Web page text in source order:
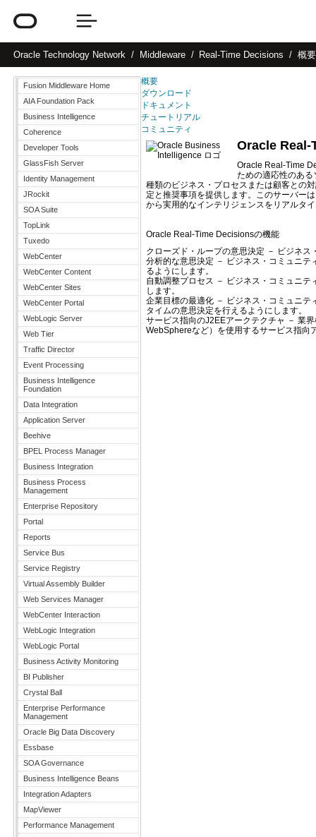
Oracle Technology Network Middleware Real-Time Decisions 概要
Fusion Middleware Home
AIA Foundation Pack
Business Intelligence
Coherence
Developer Tools
GlassFish Server
Identity Management
JRockit
SOA Suite
TopLink
Tuxedo
WebCenter
WebCenter Content
WebCenter Sites
WebCenter Portal
WebLogic Server
Web Tier
Traffic Director
Event Processing
Business Intelligence
Foundation
Data Integration
Application Server
Beehive
BPEL Process Manager
Business Integration
Business Process
Management
Enterprise Repository
Portal
Reports
Service Bus
Service Registry
Virtual Assembly Builder
Web Services Manager
WebCenter Interaction
WebLogic Integration
WebLogic Portal
Business Activity Monitoring
BI Publisher
Crystal Ball
Enterprise Performance
Management
Oracle Big Data Discovery
Essbase
SOA Governance
Business Intelligence Beans
Integration Adapters
MapViewer
Performance Management
概要
ダウンロード
ドキュメント
チュートリアル
コミュニティ
Oracle
Oracle Real-Time
ための適応性のあ
種類のビジネス・プロセスまたは顧客との
定と推奨事項を提供します。このサーバー
から実用的なインテリジェンスをリアルタ
Oracle Real-Time Decisionsの機能
クローズド・ループの意思決定 － ビジネ
分析的な意思決定 － ビジネス・コミュニ
るようにします。
自動調整プロセス － ビジネス・コミュニ
します。
企業目標の最適化 － ビジネス・コミュニ
タイムの意思決定を行えるようにします。
サービス指向のJ2EEアークテクチャ － 業
WebSphereなど）を使用するサービス指向